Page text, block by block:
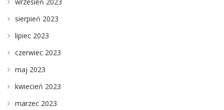
sierpień 2023
lipiec 2023
czerwiec 2023
maj 2023
kwiecień 2023
marzec 2023